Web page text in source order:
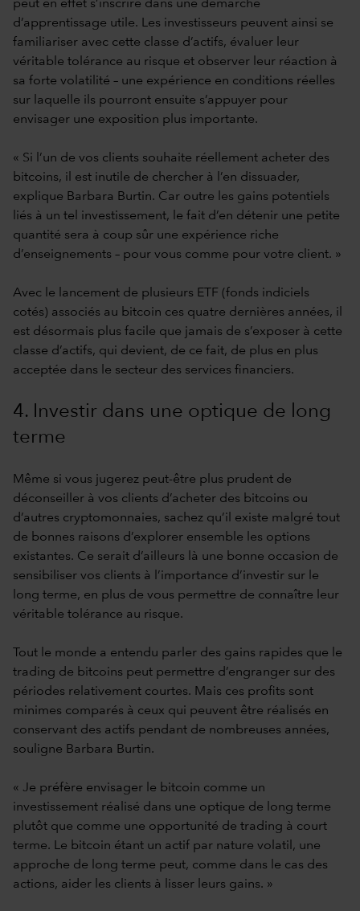
peut en effet s’inscrire dans une démarche
d’apprentissage utile. Les investisseurs peuvent ainsi se
familiariser avec cette classe d’actifs, évaluer leur
véritable tolérance au risque et observer leur réaction à
sa forte volatilité – une expérience en conditions réelles
sur laquelle ils pourront ensuite s’appuyer pour
envisager une exposition plus importante.
« Si l’un de vos clients souhaite réellement acheter des
bitcoins, il est inutile de chercher à l’en dissuader,
explique Barbara Burtin. Car outre les gains potentiels
liés à un tel investissement, le fait d’en détenir une petite
quantité sera à coup sûr une expérience riche
d’enseignements – pour vous comme pour votre client. »
Avec le lancement de plusieurs ETF (fonds indiciels
cotés) associés au bitcoin ces quatre dernières années, il
est désormais plus facile que jamais de s’exposer à cette
classe d’actifs, qui devient, de ce fait, de plus en plus
acceptée dans le secteur des services financiers.
4. Investir dans une optique de long
terme
Même si vous jugerez peut-être plus prudent de
déconseiller à vos clients d’acheter des bitcoins ou
d’autres cryptomonnaies, sachez qu’il existe malgré tout
de bonnes raisons d’explorer ensemble les options
existantes. Ce serait d’ailleurs là une bonne occasion de
sensibiliser vos clients à l’importance d’investir sur le
long terme, en plus de vous permettre de connaître leur
véritable tolérance au risque.
Tout le monde a entendu parler des gains rapides que le
trading de bitcoins peut permettre d’engranger sur des
périodes relativement courtes. Mais ces profits sont
minimes comparés à ceux qui peuvent être réalisés en
conservant des actifs pendant de nombreuses années,
souligne Barbara Burtin.
« Je préfère envisager le bitcoin comme un
investissement réalisé dans une optique de long terme
plutôt que comme une opportunité de trading à court
terme. Le bitcoin étant un actif par nature volatil, une
approche de long terme peut, comme dans le cas des
actions, aider les clients à lisser leurs gains. »